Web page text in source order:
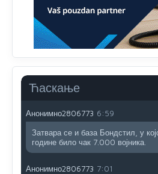
Ћаскање
Možete sebi umisliti da je i
nije...probajte ući bezpasosa.Tako
ste nebeski narod
Анонимно2806773 6:56
АМЕРИКАНЦИ ДО КРАЈА
КОСОВА
Анонимно2806773 6:59
Затвара се и база Бондстил, у
године било чак 7.000 војника.
Анонимно2806773 7:01